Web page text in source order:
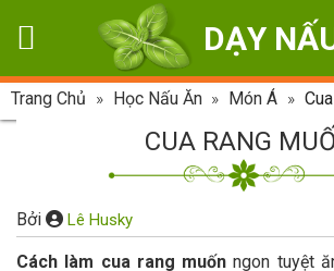
DẠY
Trang Chủ » Học Nấu Ăn » Món Á »
CUA RANG
Bởi Lê Husky
Cách làm cua rang muốn ngon tuyệt